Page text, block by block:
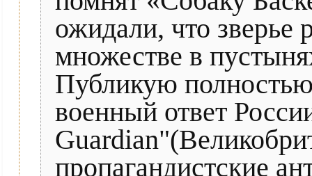
ожидали, что зверье
множестве в
Публикую
военный ответ
пропагандистские